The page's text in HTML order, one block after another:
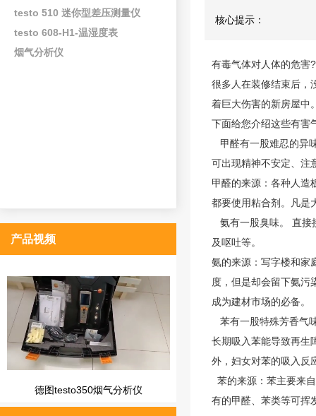
testo 510 迷你型差压测量仪
testo 608-H1-温湿度表
烟气分析仪
产品视频
德图testo350烟气分析仪
核心提示：
有毒气体对人体的危害
很多人在装修结束后，
着巨大伤害的新房屋中
下面给您介绍这些有害
甲醛有一股难忍的异
可出现精神不安定、注
甲醛的来源：各种人造
都要使用粘合剂。凡是
氨有一股臭味。 直接
及呕吐等。
氨的来源：写字楼和家
度，但是却会留下氨污
成为建材市场的必备。
苯有一股特殊芳香气
长期吸入苯能导致再生
外，妇女对苯的吸入反
苯的来源： 苯主要来
有的甲醛、苯类等可挥